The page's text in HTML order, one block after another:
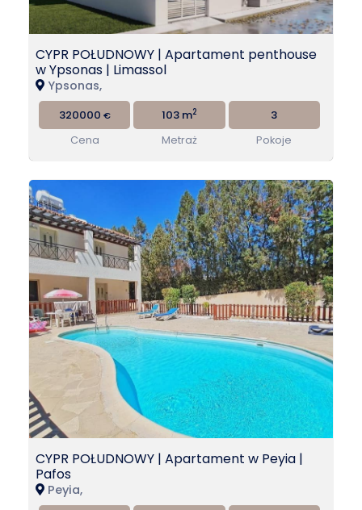
CYPR POŁUDNOWY | Apartament penthouse
w Ypsonas | Limassol
Ypsonas,
320000 €
Cena
103 m2
Metraż
3
Pokoje
CYPR POŁUDNOWY | Apartament w Peyia |
Pafos
Peyia,